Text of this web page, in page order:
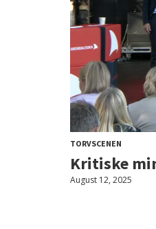
TORVSCENEN
Kritiske
August 12, 2025